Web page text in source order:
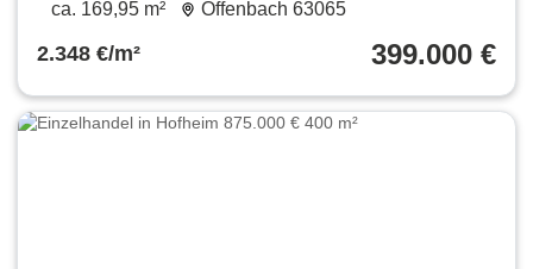
ca. 169,95 m² Offenbach 63065
2.348 €/m² 399.000 €